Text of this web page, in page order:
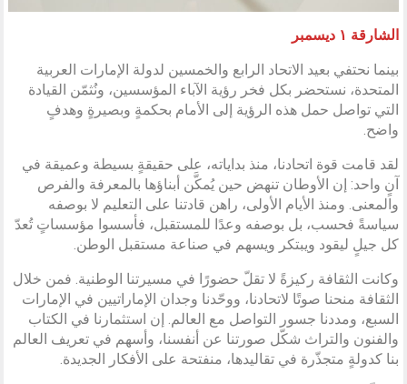
الشارقة ١ ديسمبر
بينما نحتفي بعيد الاتحاد الرابع والخمسين لدولة الإمارات العربية
المتحدة، نستحضر بكل فخر رؤية الآباء المؤسسين، ونُثمّن القيادة
التي تواصل حمل هذه الرؤية إلى الأمام بحكمةٍ وبصيرةٍ وهدفٍ
واضح.
لقد قامت قوة اتحادنا، منذ بداياته، على حقيقةٍ بسيطة وعميقة في
آنٍ واحد: إن الأوطان تنهض حين يُمكَّن أبناؤها بالمعرفة والفرص
والمعنى. ومنذ الأيام الأولى، راهن قادتنا على التعليم لا بوصفه
سياسةً فحسب، بل بوصفه وعدًا للمستقبل، فأسسوا مؤسساتٍ تُعدّ
كل جيلٍ ليقود ويبتكر ويسهم في صناعة مستقبل الوطن.
وكانت الثقافة ركيزةً لا تقلّ حضورًا في مسيرتنا الوطنية. فمن خلال
الثقافة منحنا صوتًا لاتحادنا، ووحّدنا وجدان الإماراتيين في الإمارات
السبع، ومددنا جسور التواصل مع العالم. إن استثمارنا في الكتاب
والفنون والتراث شكّل صورتنا عن أنفسنا، وأسهم في تعريف العالم
بنا كدولةٍ متجذّرة في تقاليدها، منفتحة على الأفكار الجديدة.